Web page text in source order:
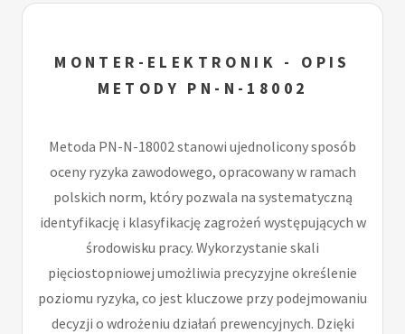
MONTER-ELEKTRONIK - OPIS
METODY PN-N-18002
Metoda PN-N-18002 stanowi ujednolicony sposób
oceny ryzyka zawodowego, opracowany w ramach
polskich norm, który pozwala na systematyczną
identyfikację i klasyfikację zagrożeń występujących w
środowisku pracy. Wykorzystanie skali
pięciostopniowej umożliwia precyzyjne określenie
poziomu ryzyka, co jest kluczowe przy podejmowaniu
decyzji o wdrożeniu działań prewencyjnych. Dzięki